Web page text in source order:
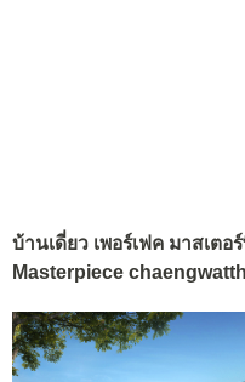
บ้านเดี่ยว เพอร์เฟค มาสเต
Masterpiece